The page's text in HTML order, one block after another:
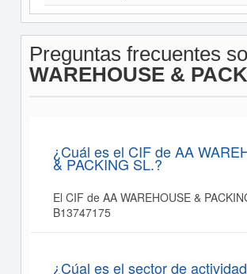
Preguntas frecuentes
WAREHOUSE &
¿Cuál es el CIF de AA
& PACKING SL.?
El CIF de AA WAREHOUSE &
B13747175
¿Cúal es el sector de